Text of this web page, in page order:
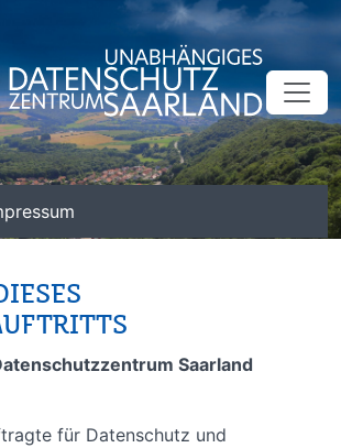
Saarland
für Datenschutz und